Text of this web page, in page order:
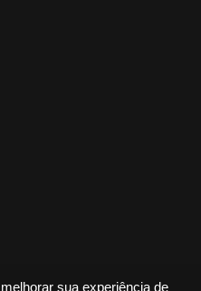
sua experiência de